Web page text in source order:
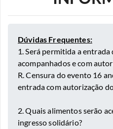
Dúvidas Frequentes:
1. Será permitida a entrada
acompanhados e com
R. Censura do evento 16
entrada com autorização
2. Quais alimentos serão
ingresso solidário?